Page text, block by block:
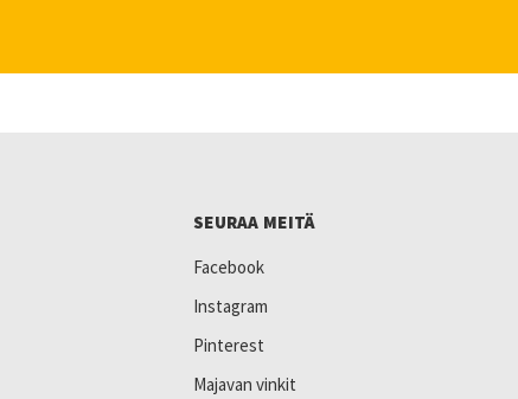
SEURAA MEITÄ
Facebook
Instagram
Pinterest
Majavan vinkit